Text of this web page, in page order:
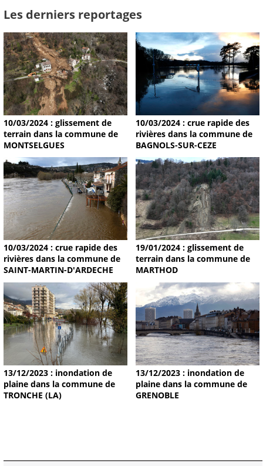
Les derniers reportages
10/03/2024 : glissement de
terrain dans la commune de
MONTSELGUES
10/03/2024 : crue rapide des
rivières dans la commune de
BAGNOLS-SUR-CEZE
10/03/2024 : crue rapide des
rivières dans la commune de
SAINT-MARTIN-D'ARDECHE
19/01/2024 : glissement de
terrain dans la commune de
MARTHOD
13/12/2023 : inondation de
plaine dans la commune de
TRONCHE (LA)
13/12/2023 : inondation de
plaine dans la commune de
GRENOBLE